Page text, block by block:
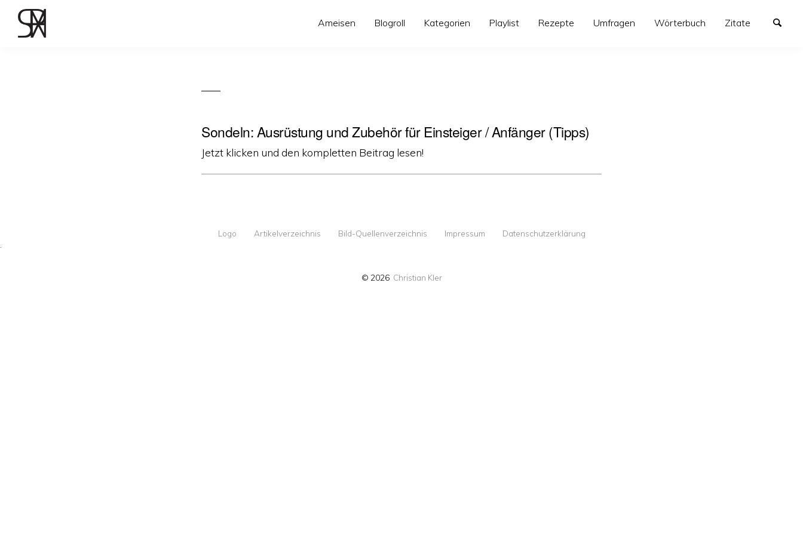
Ameisen Blogroll Kategorien Playlist Re­zept­e Umfragen Wörterbuch Zitate
Sondeln: Ausrüstung und Zubehör für Einsteiger / Anfänger (Tipps)
Jetzt klicken und den kompletten Beitrag lesen!
Logo Artikelverzeichnis Bild-Quellenverzeichnis Impressum
Datenschutzerklärung
·
© 2026 Christian Kler